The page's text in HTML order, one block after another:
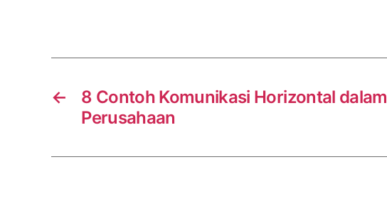
←
8 Contoh Komunikasi Horizontal dalam
Perusahaan